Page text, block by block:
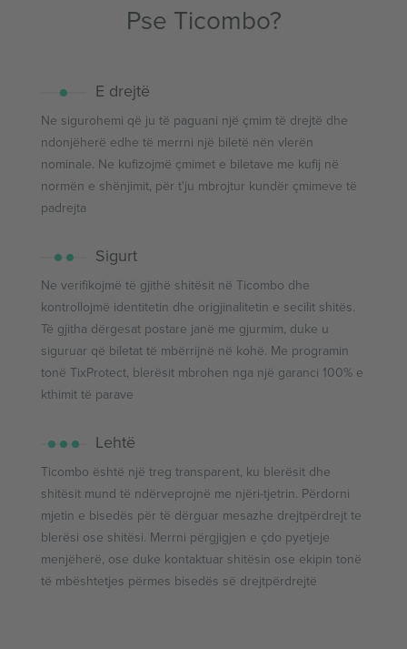
Pse Ticombo?
E drejtë
Ne sigurohemi që ju të paguani një çmim të drejtë dhe
ndonjëherë edhe të merrni një biletë nën vlerën
nominale. Ne kufizojmë çmimet e biletave me kufij në
normën e shënjimit, për t'ju mbrojtur kundër çmimeve të
padrejta
Sigurt
Ne verifikojmë të gjithë shitësit në Ticombo dhe
kontrollojmë identitetin dhe origjinalitetin e secilit shitës.
Të gjitha dërgesat postare janë me gjurmim, duke u
siguruar që biletat të mbërrijnë në kohë. Me programin
tonë TixProtect, blerësit mbrohen nga një garanci 100% e
kthimit të parave
Lehtë
Ticombo është një treg transparent, ku blerësit dhe
shitësit mund të ndërveprojnë me njëri-tjetrin. Përdorni
mjetin e bisedës për të dërguar mesazhe drejtpërdrejt te
blerësi ose shitësi. Merrni përgjigjen e çdo pyetjeje
menjëherë, ose duke kontaktuar shitësin ose ekipin tonë
të mbështetjes përmes bisedës së drejtpërdrejtë